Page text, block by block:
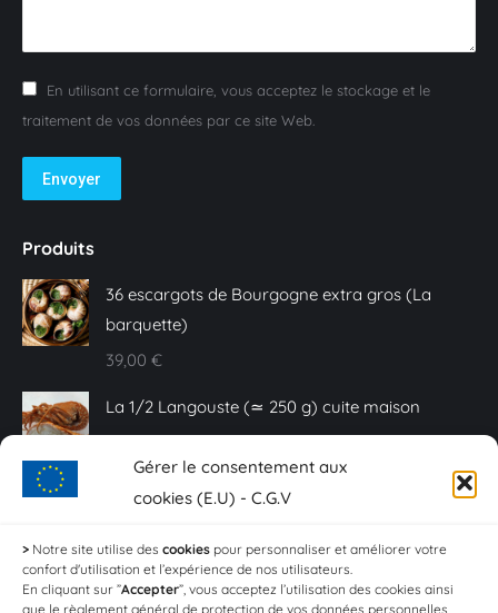
Gérer le consentement aux
cookies (E.U) - C.G.V
> Notre site utilise des cookies pour personnaliser et améliorer votre
confort d'utilisation et l’expérience de nos utilisateurs.
En cliquant sur ”Accepter”, vous acceptez l’utilisation des cookies ainsi
que le règlement général de protection de vos données personnelles
En utilisant ce formulaire, vous acceptez le stockage et le
traitement de vos données par ce site Web.
Envoyer
Produits
36 escargots de Bourgogne extra gros (La
barquette)
39,00 €
La 1/2 Langouste (≃ 250 g) cuite maison
25,00€
Caviar Baeri - 10 g
Sashimi de truite fumée - Plaquette de 150 g